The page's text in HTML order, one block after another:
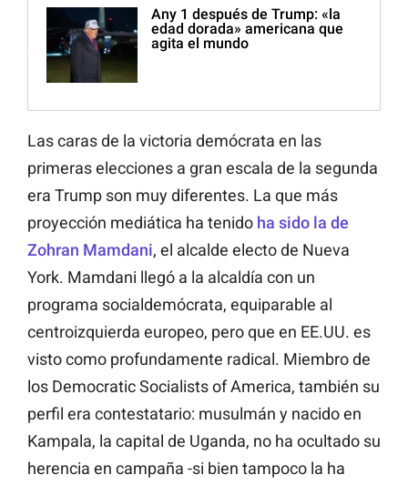
Any 1 después de Trump: «la
edad dorada» americana que
agita el mundo
Las caras de la victoria demócrata en las
primeras elecciones a gran escala de la segunda
era Trump son muy diferentes. La que más
proyección mediática ha tenido ha sido la de
Zohran Mamdani, el alcalde electo de Nueva
York. Mamdani llegó a la alcaldía con un
programa socialdemócrata, equiparable al
centroizquierda europeo, pero que en EE.UU. es
visto como profundamente radical. Miembro de
los Democratic Socialists of America, también su
perfil era contestatario: musulmán y nacido en
Kampala, la capital de Uganda, no ha ocultado su
herencia en campaña -si bien tampoco la ha